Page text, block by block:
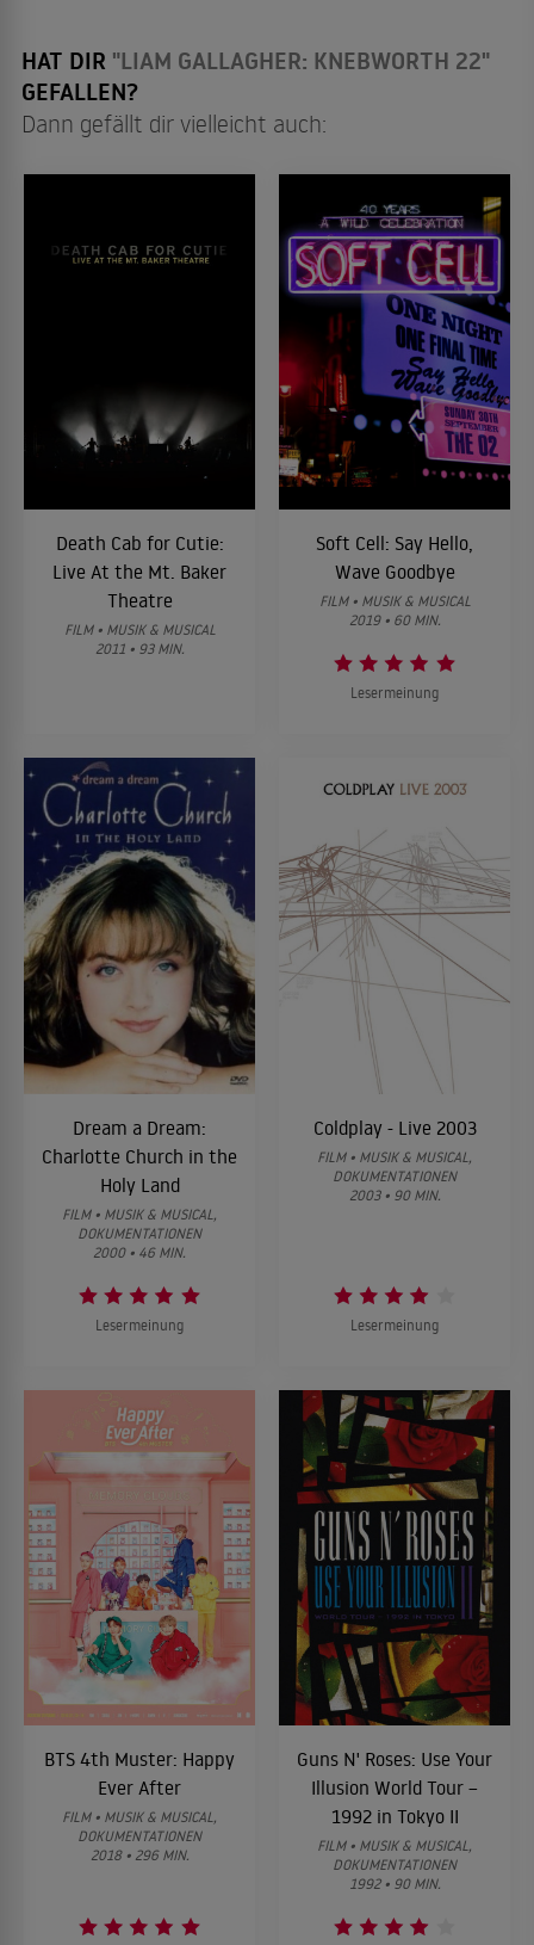
HAT DIR "LIAM GALLAGHER: KNEBWORTH 22"
GEFALLEN?
Dann gefällt dir vielleicht auch:
Death Cab for Cutie:
Live At the Mt. Baker
Theatre
FILM • MUSIK & MUSICAL
2011 • 93 MIN.
Soft Cell: Say Hello,
Wave Goodbye
FILM • MUSIK & MUSICAL
2019 • 60 MIN.
Lesermeinung
Dream a Dream:
Charlotte Church in the
Holy Land
FILM • MUSIK & MUSICAL,
DOKUMENTATIONEN
2000 • 46 MIN.
Lesermeinung
Coldplay - Live 2003
FILM • MUSIK & MUSICAL,
DOKUMENTATIONEN
2003 • 90 MIN.
Lesermeinung
BTS 4th Muster: Happy
Ever After
FILM • MUSIK & MUSICAL,
DOKUMENTATIONEN
2018 • 296 MIN.
Guns N' Roses: Use Your
Illusion World Tour –
1992 in Tokyo II
FILM • MUSIK & MUSICAL,
DOKUMENTATIONEN
1992 • 90 MIN.